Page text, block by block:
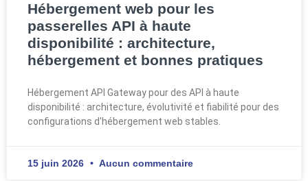
Hébergement web pour les
passerelles API à haute
disponibilité : architecture,
hébergement et bonnes pratiques
Hébergement API Gateway pour des API à haute
disponibilité : architecture, évolutivité et fiabilité pour des
configurations d'hébergement web stables.
15 juin 2026 Aucun commentaire